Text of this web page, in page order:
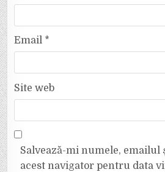
Email *
Site web
Salvează-mi numele, emailul
acest navigator pentru data